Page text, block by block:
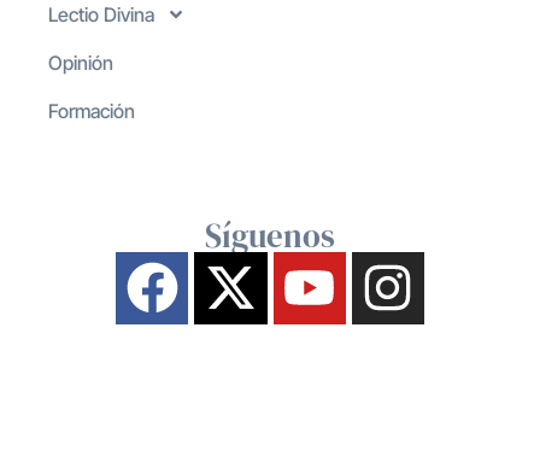
Lectio Divina
Opinión
Formación
Síguenos